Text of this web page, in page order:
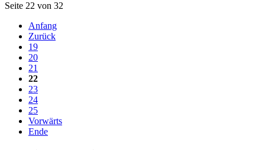
Seite 22 von 32
Anfang
Zurück
19
20
21
22
23
24
25
Vorwärts
Ende